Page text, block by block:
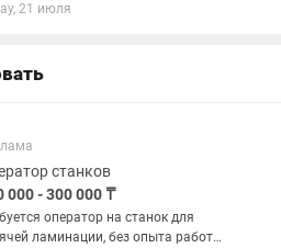
21 июля
станков
000 - 300 000 ₸
оператор на станок для
ламинации, без опыта работы